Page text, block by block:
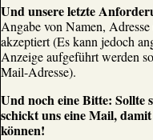
Und unsere letzte
Angabe von Namen,
akzeptiert (Es kann jedoch
Anzeige aufgeführt werden
Mail-Adresse).
Und noch eine Bitte: Sollte
schickt uns eine Mail,
können!